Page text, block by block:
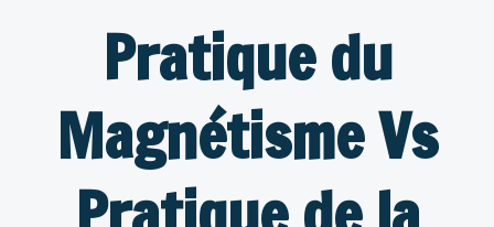
Pratique du
Magnétisme Vs